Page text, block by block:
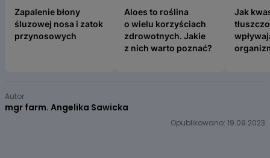
Zapalenie błony
śluzowej nosa i zatok
przynosowych
Aloes to roślina
o wielu korzyściach
zdrowotnych. Jakie
z nich warto poznać?
Jak
of
5
Autor
mgr farm. Angelika Sawicka
Opublikowano: 19.09.2023